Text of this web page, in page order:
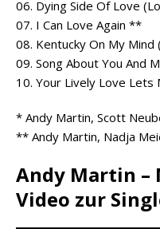
06. Dying Side Of Love
07. I Can Love Again **
08. Kentucky On My Mind
09. Song About You And
10. Your Lively Love Lets
* Andy Martin, Scott
** Andy Martin, Nadja
Andy Martin –
Video zur